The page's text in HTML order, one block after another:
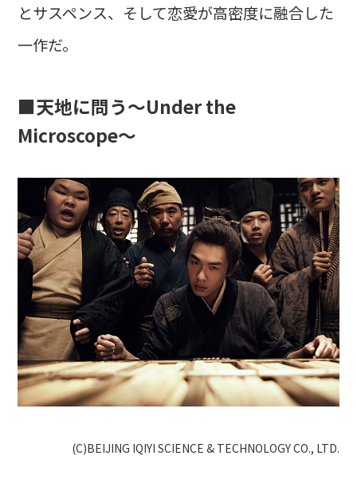
とサスペンス、そして恋愛が高密度に融合した
一作だ。
■天地に問う～Under the
Microscope～
(C)BEIJING IQIYI SCIENCE & TECHNOLOGY CO., LTD.